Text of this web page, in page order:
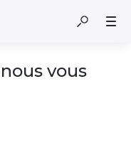
vous